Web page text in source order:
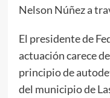
Nelson Núñez a
El presidente de
actuación carece
principio de
del municipio de